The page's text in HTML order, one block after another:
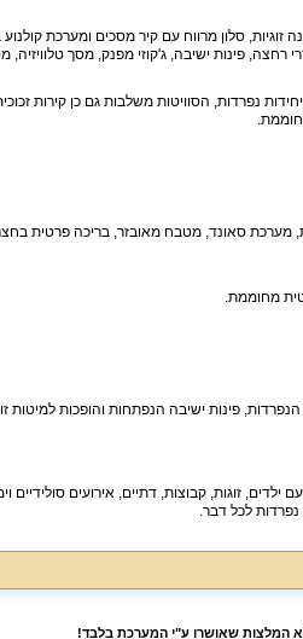
נפרדות, הסוויטות משלבות גם כן קירות
סאונד, מטבח מאובזר, בריכה פרטית בחצר,
מחוממת.
פינות ישיבה הנפתחות והופכות למיטות
זוגות, קבוצות, דתיים, אירועים
נפרדות לכל דבר.
המלצות שאושרו ע"י המערכת בלבד!